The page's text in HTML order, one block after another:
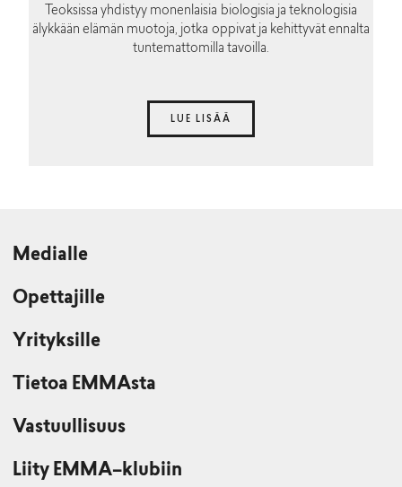
Teoksissa yhdistyy monenlaisia biologisia ja teknologisia
älykkään elämän muotoja, jotka oppivat ja kehittyvät ennalta
tuntemattomilla tavoilla.
LUE LISÄÄ
Medialle
Opettajille
Yrityksille
Tietoa EMMAsta
Vastuullisuus
Liity EMMA–klubiin